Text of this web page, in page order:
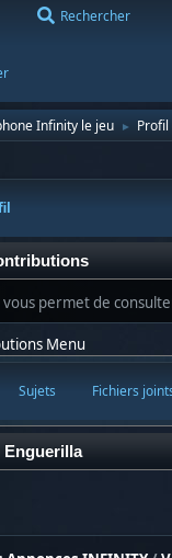
Rechercher
Infinity le jeu ►
permet de
Menu
Sujets Fichiers
Enguerilla